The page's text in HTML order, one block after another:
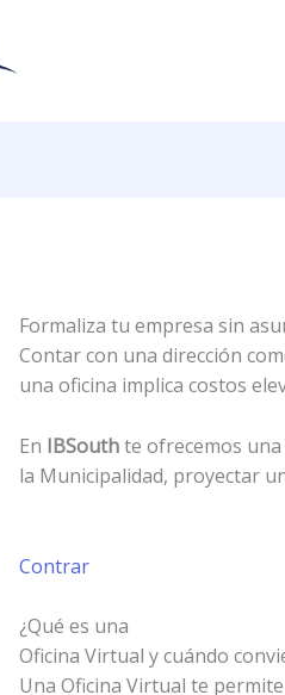
Formaliza tu empresa sin
Contar con una dirección
una oficina implica costos
En IBSouthte ofrecemos una
la Municipalidad, proyectar
Contrar
¿Qué es una
Oficina Virtual y cuándo
Una Oficina Virtual te